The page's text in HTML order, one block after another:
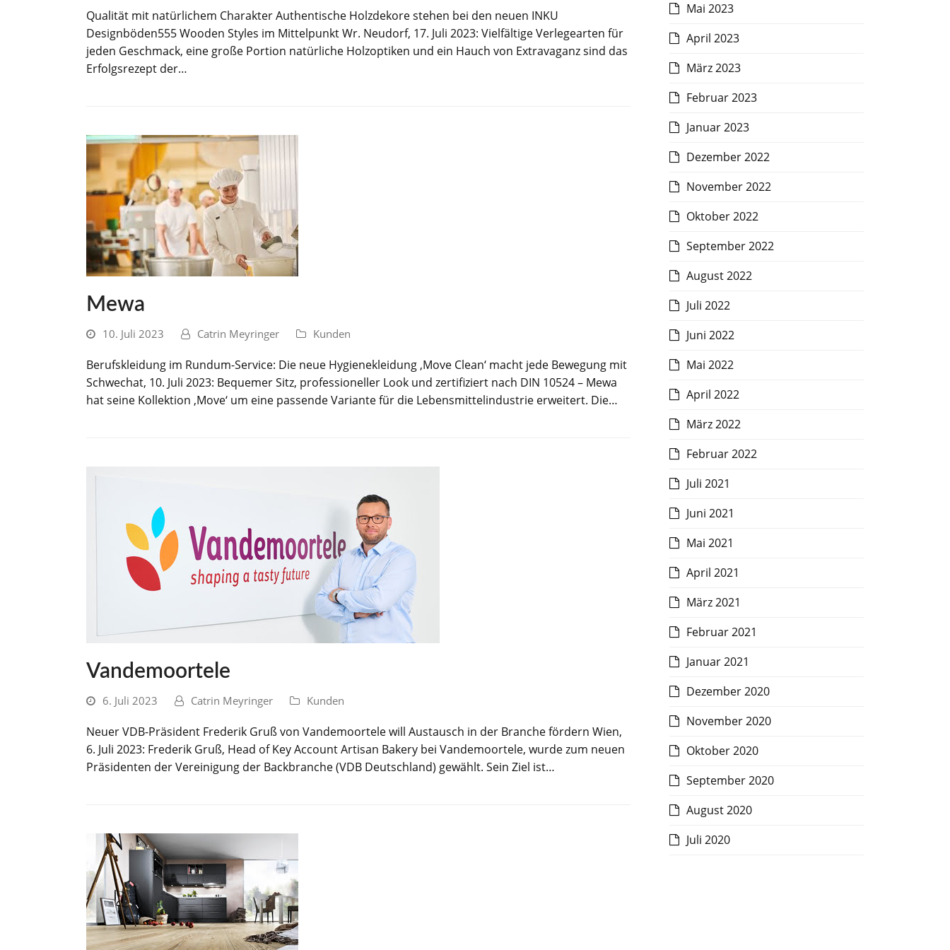
Qualität mit natürlichem Charakter Authentische Holzdekore stehen bei den neuen INKU
Designböden555 Wooden Styles im Mittelpunkt Wr. Neudorf, 17. Juli 2023: Vielfältige Verlegearten für
jeden Geschmack, eine große Portion natürliche Holzoptiken und ein Hauch von Extravaganz sind das
Erfolgsrezept der…
Mewa
10. Juli 2023 Catrin Meyringer Kunden
Berufskleidung im Rundum-Service: Die neue Hygienekleidung ‚Move Clean‘ macht jede Bewegung mit
Schwechat, 10. Juli 2023: Bequemer Sitz, professioneller Look und zertifiziert nach DIN 10524 – Mewa
hat seine Kollektion ‚Move‘ um eine passende Variante für die Lebensmittelindustrie erweitert. Die…
Vandemoortele
6. Juli 2023 Catrin Meyringer Kunden
Neuer VDB-Präsident Frederik Gruß von Vandemoortele will Austausch in der Branche fördern Wien,
6. Juli 2023: Frederik Gruß, Head of Key Account Artisan Bakery bei Vandemoortele, wurde zum neuen
Präsidenten der Vereinigung der Backbranche (VDB Deutschland) gewählt. Sein Ziel ist…
Mai 2023
April 2023
März 2023
Februar 2023
Januar 2023
Dezember 2022
November 2022
Oktober 2022
September 2022
August 2022
Juli 2022
Juni 2022
Mai 2022
April 2022
März 2022
Februar 2022
Juli 2021
Juni 2021
Mai 2021
April 2021
März 2021
Februar 2021
Januar 2021
Dezember 2020
November 2020
Oktober 2020
September 2020
August 2020
Juli 2020